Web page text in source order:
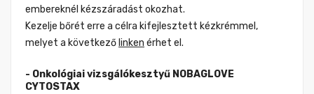
embereknél kézszáradást okozhat.
Kezelje bőrét erre a célra kifejlesztett kézkrémmel,
melyet a következő linken érhet el.
- Onkológiai vizsgálókesztyű NOBAGLOVE
CYTOSTAX